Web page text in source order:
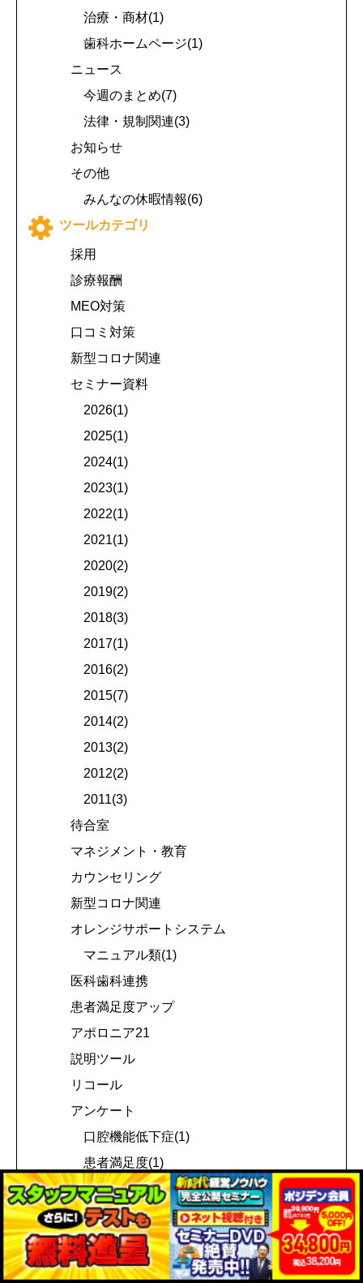
治療・商材(1)
歯科ホームページ(1)
ニュース
今週のまとめ(7)
法律・規制関連(3)
お知らせ
その他
みんなの休暇情報(6)
ツールカテゴリ
採用
診療報酬
MEO対策
口コミ対策
新型コロナ関連
セミナー資料
2026(1)
2025(1)
2024(1)
2023(1)
2022(1)
2021(1)
2020(2)
2019(2)
2018(3)
2017(1)
2016(2)
2015(7)
2014(2)
2013(2)
2012(2)
2011(3)
待合室
マネジメント・教育
カウンセリング
新型コロナ関連
オレンジサポートシステム
マニュアル類(1)
医科歯科連携
患者満足度アップ
アポロニア21
説明ツール
リコール
アンケート
口腔機能低下症(1)
患者満足度(1)
自費関連(4)
説明資料
歯周病関連(1)
信頼度アップ(3)